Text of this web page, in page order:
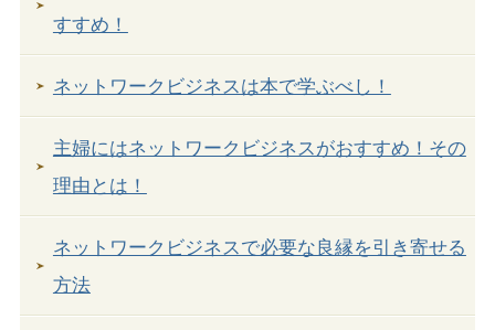
すすめ！
ネットワークビジネスは本で学ぶべし！
主婦にはネットワークビジネスがおすすめ！その
理由とは！
ネットワークビジネスで必要な良縁を引き寄せる
方法